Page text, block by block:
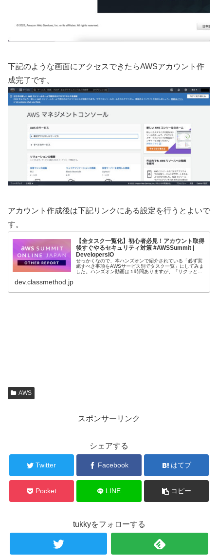
下記のような画面にアクセスできたらAWSアカウント作
成完了です。
アカウント作成後は下記リンクにある設定を行うとよいで
す。
【全タスク一覧化】初心者必見！アカウント取得
後すぐやるセキュリティ対策 #AWSSummit |
DevelopersIO
せっかくなので、本ハンズオンで紹介されている「必ず実
施すべき事項をAWSサービス別でタスク一覧」にしてみま
した。ハンズオン動画は１時間ありますが、「サクッとや
dev.classmethod.jp
AWS
スポンサーリンク
シェアする
Twitter Facebook はてブ
Pocket LINE コピー
tukkyをフォローする